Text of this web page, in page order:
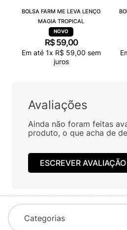
BOLSA FARM ME LEVA LENÇO
MAGIA TROPICAL
R$ 59,00
Em até 1x R$ 59,00 sem
juros
Avaliações
Ainda não foram feitas
produto, o que acha de
ESCREVER AVALIAÇÃO
Categorias